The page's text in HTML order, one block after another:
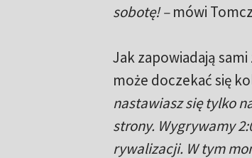
sobotę! –mówi
Jak zapowiadają
może doczekać się
nastawiasz się tylko
strony. Wygrywamy
rywalizacji. W tym